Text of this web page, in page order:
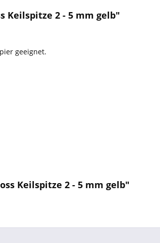
Keilspitze 2 - 5 mm gelb"
geeignet.
Keilspitze 2 - 5 mm gelb"